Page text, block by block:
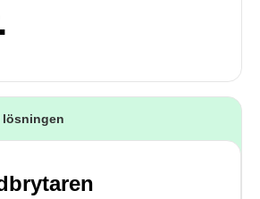
lösningen